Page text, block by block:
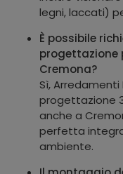
legni, laccati)
È possibile
progettazione
Cremona?
Sì,
progettazione
anche a
perfetta
ambiente.